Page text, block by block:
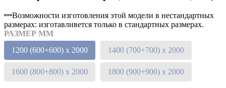
Возможности изготовления этой модели в нестандартных
размерах: изготавливется только в стандартных размерах.
РАЗМЕР ММ
1200 (600+600) х 2000
1400 (700+700) х 2000
1600 (800+800) х 2000 1800 (900+900) х 2000